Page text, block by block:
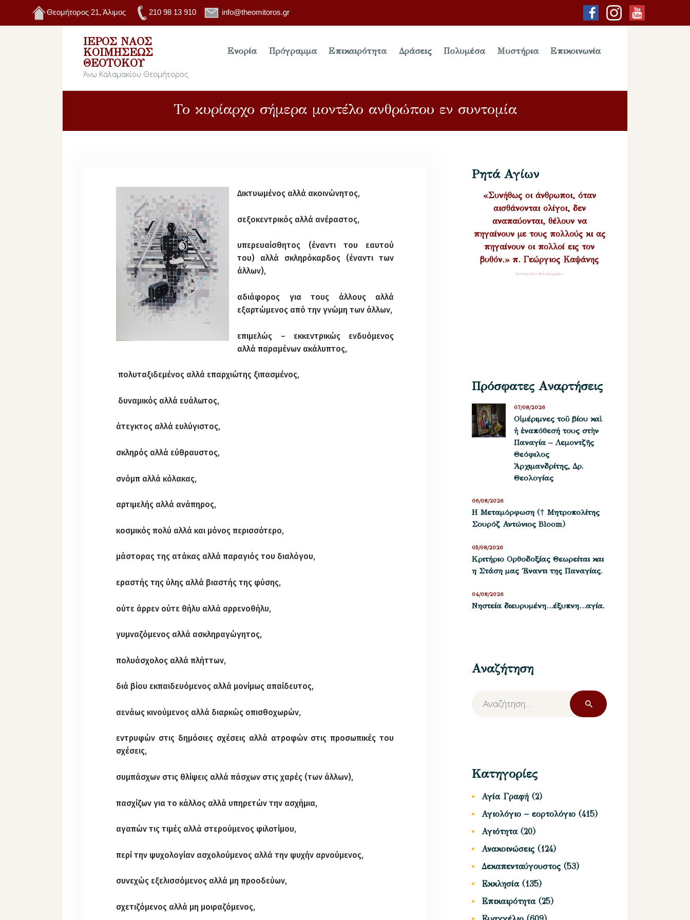
Θεομήτορος 21, Άλιμος 210 98 13 910 info@theomitoros.gr
ΙΕΡΌΣ ΝΑΌΣ
ΚΟΙΜΉΣΕΩΣ
ΘΕΟΤΌΚΟΥ
Άνω Καλαμακίου Θεομήτορος
Ενορία Πρόγραμμα Επικαιρότητα Δράσεις Πολυμέσα Μυστήρια Επικοινωνία
Το κυρίαρχο σήμερα μοντέλο ανθρώπου εν συντομία
Δικτυωμένος αλλά ακοινώνητος,
σεξοκεντρικός αλλά ανέραστος,
υπερευαίσθητος (έναντι του εαυτού
του) αλλά σκληρόκαρδος (έναντι των
άλλων),
αδιάφορος για τους άλλους αλλά
εξαρτώμενος από την γνώμη των άλλων,
επιμελώς – εκκεντρικώς ενδυόμενος
αλλά παραμένων ακάλυπτος,
πολυταξιδεμένος αλλά επαρχιώτης ξιπασμένος,
δυναμικός αλλά ευάλωτος,
άτεγκτος αλλά ευλύγιστος,
σκληρός αλλά εύθραυστος,
σνόμπ αλλά κόλακας,
αρτιμελής αλλά ανάπηρος,
κοσμικός πολύ αλλά και μόνος περισσότερο,
μάστορας της ατάκας αλλά παραγιός του διαλόγου,
εραστής της ύλης αλλά βιαστής της φύσης,
ούτε άρρεν ούτε θήλυ αλλά αρρενοθήλυ,
γυμναζόμενος αλλά ασκληραγώγητος,
πολυάσχολος αλλά πλήττων,
διά βίου εκπαιδευόμενος αλλά μονίμως απαίδευτος,
αενάως κινούμενος αλλά διαρκώς οπισθοχωρών,
εντρυφών στις δημόσιες σχέσεις αλλά ατροφών στις προσωπικές του
σχέσεις,
συμπάσχων στις θλίψεις αλλά πάσχων στις χαρές (των άλλων),
πασχίζων για το κάλλος αλλά υπηρετών την ασχήμια,
αγαπών τις τιμές αλλά στερούμενος φιλοτίμου,
περί την ψυχολογίαν ασχολούμενος αλλά την ψυχήν αρνούμενος,
συνεχώς εξελισσόμενος αλλά μη προοδεύων,
σχετιζόμενος αλλά μη μοιραζόμενος,
Ρητά Αγίων
«Συνήθως οι άνθρωποι, όταν
αισθάνονται ολίγοι, δεν
αναπαύονται, θέλουν να
πηγαίνουν με τους πολλούς κι ας
πηγαίνουν οι πολλοί εις τον
βυθόν.» π. Γεώργιος Καψάνης
Σύναξη Νέων Παλαιοχωρίου
Πρόσφατες Αναρτήσεις
Οἱ μέριμνες τοῦ βίου καὶ
ἡ ἐναπόθεσή τους στὴν
Παναγία – Λεμοντζῆς
Θεόφιλος
Ἀρχιμανδρίτης, Δρ.
Θεολογίας
07/08/2026
Η Μεταμόρφωση († Μητροπολίτης
Σουρόζ Αντώνιος Bloom)
06/08/2026
Kριτήριο Oρθοδοξίας Θεωρείται και
η Στάση μας ΄Εναντι της Παναγίας.
05/08/2026
Νηστεία διευρυμένη…έξυπνη…αγία.
04/08/2026
Αναζήτηση
Αναζήτηση
για:
Κατηγορίες
Αγία Γραφή (2)
Αγιολόγιο – εορτολόγιο (415)
Αγιότητα(20)
Ανακοινώσεις (124)
Δεκαπενταύγουστος (53)
Εκκλησία(135)
Επικαιρότητα(25)